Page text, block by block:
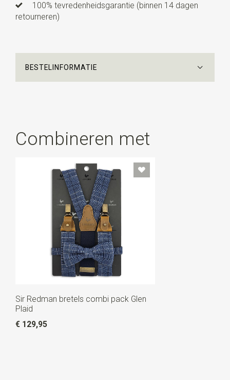
100% tevredenheidsgarantie (binnen 14 dagen
retourneren)
BESTELINFORMATIE
Combineren met
Sir Redman bretels combi pack Glen
Plaid
€ 129,95